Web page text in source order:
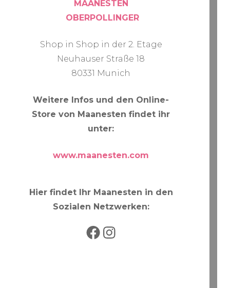
MAANESTEN
OBERPOLLINGER
Shop in Shop in der 2. Etage
Neuhauser Straße 18
80331 Munich
Weitere Infos und den Online-
Store von Maanesten findet ihr
unter:
www.maanesten.com
Hier findet Ihr Maanesten in den
Sozialen Netzwerken:
Facebook
Instagram